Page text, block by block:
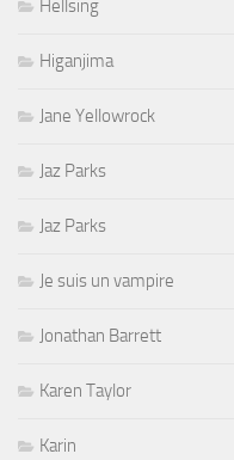
Hellsing
Higanjima
Jane Yellowrock
Jaz Parks
Jaz Parks
Je suis un vampire
Jonathan Barrett
Karen Taylor
Karin